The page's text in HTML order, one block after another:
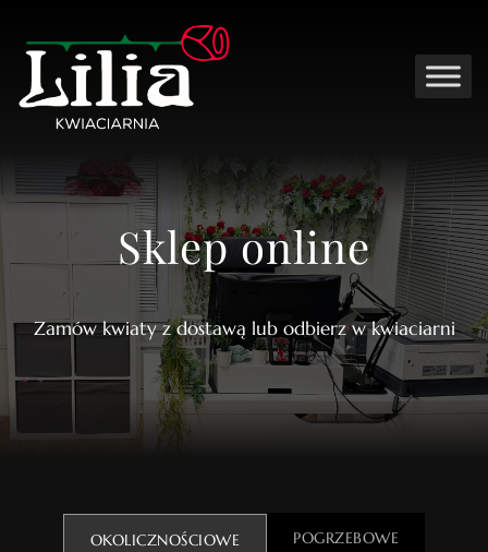
Sklep online
Zamów kwiaty z dostawą lub odbierz w kwiaciarni
OKOLICZNOŚCIOWE POGRZEBOWE